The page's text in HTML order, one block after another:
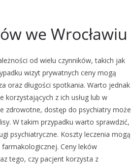
we Wrocławiu
od wielu czynników, takich jak
wizyt prywatnych ceny mogą
oraz długości spotkania. Warto jednak
z ich usług lub w
zdrowotne, dostęp do psychiatry może
W takim przypadku warto sprawdzić,
psychiatryczne. Koszty leczenia mogą
Ceny leków
tego, czy pacjent korzysta z